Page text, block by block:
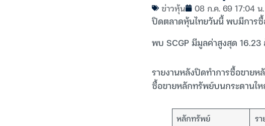
ข่าวหุ้น 08 ก.ค. 69 17:04 น.
ปิดตลาดหุ้นไทยวันนี้ พบมีการ
พบ SCGP มีมูลค่าสูงสุด
รายงานหลังปิดทำการซื้อขาย
ซื้อขายหลักทรัพย์บนกระดานใ
หลักทรัพย์ ร